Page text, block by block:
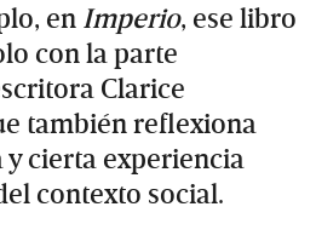
en Imperio, ese libro
con la parte
Clarice
también reflexiona
cierta experiencia
contexto social.